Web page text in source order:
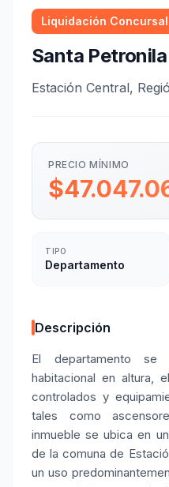
Liquidación Concursal
Santa
Estación Central,
PRECIO MÍNIMO
TIPO
Departamento
Descripción
El departamento
habitacional en altura,
controlados y
tales como
inmueble se ubica en
de la comuna de
un uso